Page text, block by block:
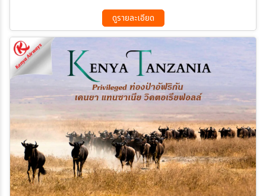
ซาฟารียามเช้า -ลิฟวิ่งสโตน์(แซมเบีย) - ชมน้ำตกฝั่งแซมเบีย - พักผ่อนใน
รีสอร์ท - ลิฟวิ่งสโตน์(แซมเบีย) -ชิมเนื้อชนิดต่างๆ ที่นำมาคลุกเคล่าเครื่อง
เทศ และย่างจนสุก หอม อร่อยพร้อมน้ำจิ้มรสเด็ด -ภัตตาคาร BOMA
Restaurant พร้อมโชว์พื้นเมืองแอฟริกัน อันสนุกสนาเร้าใจ 4 ดาว
ดูรายละเอียด